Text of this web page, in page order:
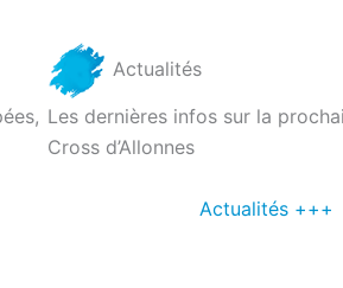
Actualités
Les dernières infos sur la
Cross d’Allonnes
Actualités +++